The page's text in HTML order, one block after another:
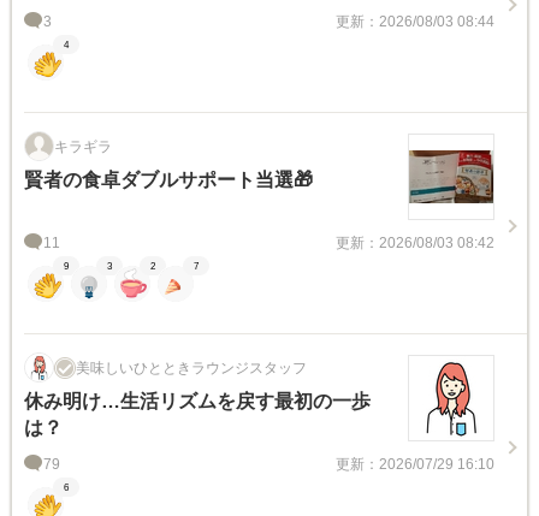
3 更新：2026/08/03 08:44
4
キラギラ
賢者の食卓ダブルサポート当選🎁
11 更新：2026/08/03 08:42
9 3 2 7
美味しいひとときラウンジスタッフ
休み明け…生活リズムを戻す最初の一歩
は？
79 更新：2026/07/29 16:10
6